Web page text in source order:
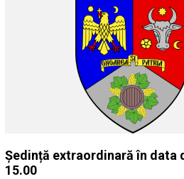
Ședință extraordinară în data
15.00